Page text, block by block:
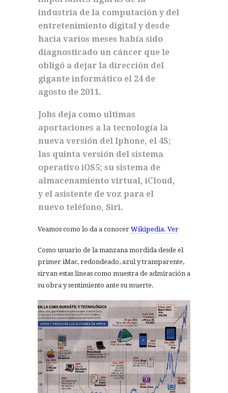
industria de la computación y del
entretenimiento digital y desde
hacia varios meses había sido
diagnosticado un cáncer que le
obligó a dejar la dirección del
gigante informático el 24 de
agosto de 2011.
Jobs deja como ultimas
aportaciones a la tecnología la
nueva versión del Iphone, el 4S;
las quinta versión del sistema
operativo iOS5; su sistema de
almacenamiento virtual, iCloud,
y el asistente de voz para el
nuevo teléfono, Siri.
Veamos como lo da a conocer Wikipedia. Ver
Como usuario de la manzana mordida desde el
primer iMac, redondeado, azul y transparente,
sirvan estas lineas como muestra de admiración a
su obra y sentimiento ante su muerte.